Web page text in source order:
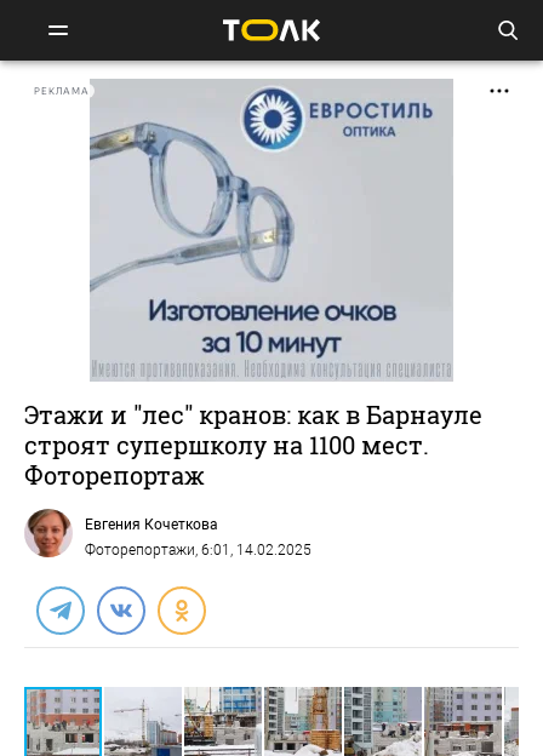
РЕКЛАМА
Этажи и "лес" кранов: как в Барнауле
строят супершколу на 1100 мест.
Фоторепортаж
Евгения Кочеткова
Фоторепортажи, 6:01, 14.02.2025